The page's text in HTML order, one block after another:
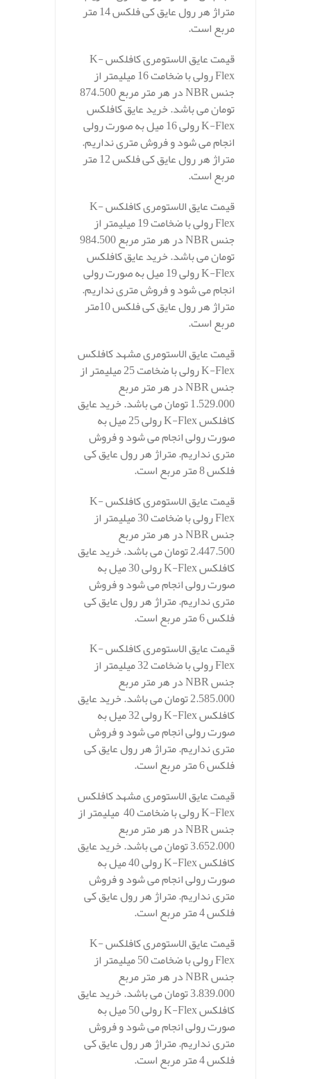
متراژ هر رول عایق کی فلکس 14 متر
مربع است.
قیمت عایق الاستومری کافلکس K-
Flex رولی با ضخامت 16 میلیمتر از
جنس NBR در هر متر مربع 874.500
تومان می باشد. خرید عایق کافلکس
K-Flex رولی 16 میل به صورت رولی
انجام می شود و فروش متری نداریم.
متراژ هر رول عایق کی فلکس 12 متر
مربع است.
قیمت عایق الاستومری کافلکس K-
Flex رولی با ضخامت 19 میلیمتر از
جنس NBR در هر متر مربع 984.500
تومان می باشد. خرید عایق کافلکس
K-Flex رولی 19 میل به صورت رولی
انجام می شود و فروش متری نداریم.
متراژ هر رول عایق کی فلکس 10متر
مربع است.
قیمت عایق الاستومری مشهد کافلکس
K-Flex رولی با ضخامت 25 میلیمتر از
جنس NBR در هر متر مربع
1.529.000 تومان می باشد. خرید عایق
کافلکس K-Flex رولی 25 میل به
صورت رولی انجام می شود و فروش
متری نداریم. متراژ هر رول عایق کی
فلکس 8 متر مربع است.
قیمت عایق الاستومری کافلکس K-
Flex رولی با ضخامت 30 میلیمتر از
جنس NBR در هر متر مربع
2.447.500 تومان می باشد. خرید عایق
کافلکس K-Flex رولی 30 میل به
صورت رولی انجام می شود و فروش
متری نداریم. متراژ هر رول عایق کی
فلکس 6 متر مربع است.
قیمت عایق الاستومری کافلکس K-
Flex رولی با ضخامت 32 میلیمتر از
جنس NBR در هر متر مربع
2.585.000 تومان می باشد. خرید عایق
کافلکس K-Flex رولی 32 میل به
صورت رولی انجام می شود و فروش
متری نداریم. متراژ هر رول عایق کی
فلکس 6 متر مربع است.
قیمت عایق الاستومری مشهد کافلکس
K-Flex رولی با ضخامت 40 میلیمتر از
جنس NBR در هر متر مربع
3.652.000 تومان می باشد. خرید عایق
کافلکس K-Flex رولی 40 میل به
صورت رولی انجام می شود و فروش
متری نداریم. متراژ هر رول عایق کی
فلکس 4 متر مربع است.
قیمت عایق الاستومری کافلکس K-
Flex رولی با ضخامت 50 میلیمتر از
جنس NBR در هر متر مربع
3.839.000 تومان می باشد. خرید عایق
کافلکس K-Flex رولی 50 میل به
صورت رولی انجام می شود و فروش
متری نداریم. متراژ هر رول عایق کی
فلکس 4 متر مربع است.